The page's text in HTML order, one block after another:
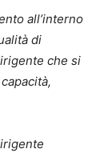
all’interno
di
che si